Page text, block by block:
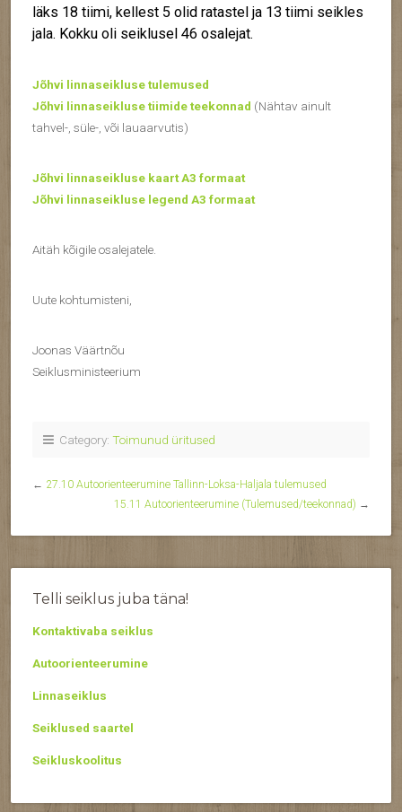
läks 18 tiimi, kellest 5 olid ratastel ja 13 tiimi seikles
jala. Kokku oli seiklusel 46 osalejat.
Jõhvi linnaseikluse tulemused
Jõhvi linnaseikluse tiimide teekonnad (Nähtav ainult
tahvel-, süle-, või lauaarvutis)
Jõhvi linnaseikluse kaart A3 formaat
Jõhvi linnaseikluse legend A3 formaat
Aitäh kõigile osalejatele.
Uute kohtumisteni,
Joonas Väärtnõu
Seiklusministeerium
Category: Toimunud üritused
← 27.10 Autoorienteerumine Tallinn-Loksa-Haljala tulemused
15.11 Autoorienteerumine (Tulemused/teekonnad) →
Telli seiklus juba täna!
Kontaktivaba seiklus
Autoorienteerumine
Linnaseiklus
Seiklused saartel
Seikluskoolitus